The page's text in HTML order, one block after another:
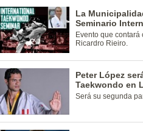
La
Seminario
Evento que
Ricardro Rieiro.
Peter López
Taekwondo en
Será su segunda